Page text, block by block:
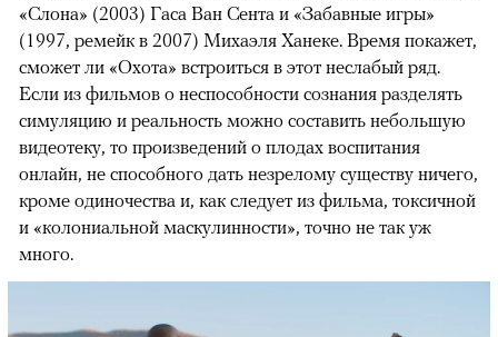
«Слона» (2003) Гаса Ван Сента и «Забавные игры»
(1997, ремейк в 2007) Михаэля Ханеке. Время покажет,
сможет ли «Охота» встроиться в этот неслабый ряд.
Если из фильмов о неспособности сознания разделять
симуляцию и реальность можно составить небольшую
видеотеку, то произведений о плодах воспитания
онлайн, не способного дать незрелому существу ничего,
кроме одиночества и, как следует из фильма, токсичной
и «колониальной маскулинности», точно не так уж
много.